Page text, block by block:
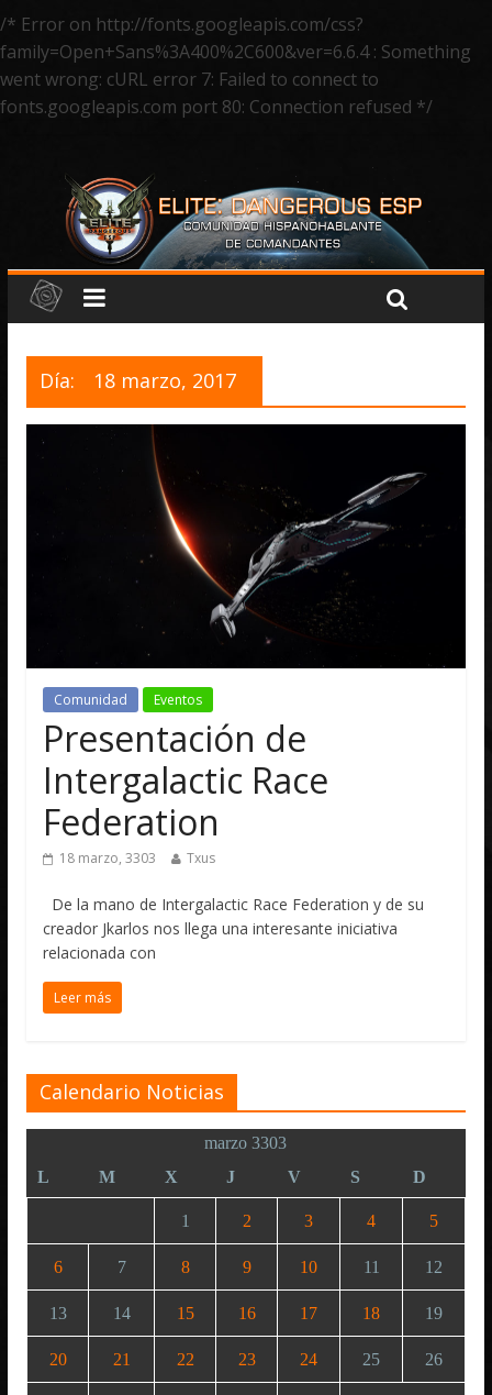
/* Error on http://fonts.googleapis.com/css?
family=Open+Sans%3A400%2C600&ver=6.6.4 : Something
went wrong: cURL error 7: Failed to connect to
fonts.googleapis.com port 80: Connection refused */
Día: 18 marzo, 2017
Comunidad Eventos
Presentación de
Intergalactic Race
Federation
18 marzo, 3303 Txus
De la mano de Intergalactic Race Federation y de su
creador Jkarlos nos llega una interesante iniciativa
relacionada con
Leer más
Calendario Noticias
marzo 3303
L
M X J V S D
1 2 3 4 5
6 7 8 9 10 11 12
13 14 15 16 17 18 19
20 21 22 23 24 25 26